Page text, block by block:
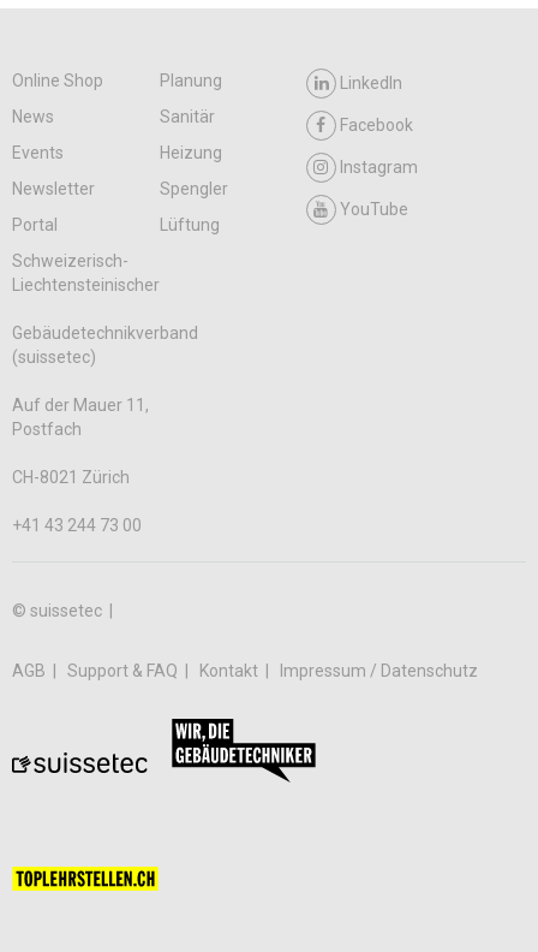
Online Shop
Planung
News
Sanitär
Events
Heizung
Newsletter
Spengler
Portal
Lüftung
LinkedIn
Facebook
Instagram
YouTube
Schweizerisch-
Liechtensteinischer
Gebäudetechnikverband
(suissetec)
Auf der Mauer 11,
Postfach
CH-8021 Zürich
+41 43 244 73 00
© suissetec |
AGB Support & FAQ Kontakt Impressum / Datenschutz